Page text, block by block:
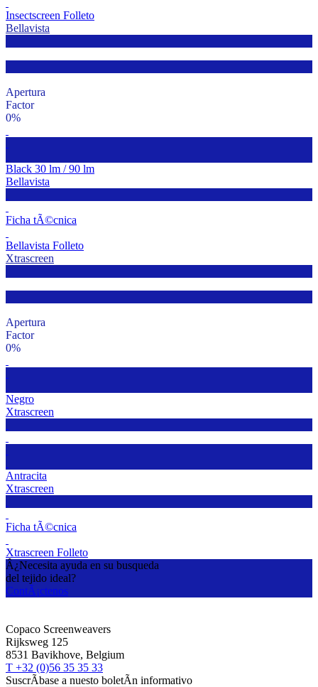
Insectscreen Folleto
Bellavista
Apertura
Factor
0%
Black 30 lm / 90 lm
Bellavista
Ficha tÃ©cnica
Bellavista Folleto
Xtrascreen
Apertura
Factor
0%
Negro
Xtrascreen
Antracita
Xtrascreen
Ficha tÃ©cnica
Xtrascreen Folleto
Â¿Necesita ayuda en su busqueda
del tejido ideal?
ContÃ¡ctenos
Copaco Screenweavers
Rijksweg 125
8531 Bavikhove, Belgium
T +32 (0)56 35 35 33
SuscrÃ­base a nuesto boletÃ­n informativo